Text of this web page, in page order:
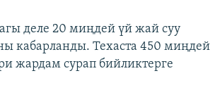
деле 20 миңдей үй жай суу
кабарланды. Техаста 450 миңдей
жардам сурап бийликтерге